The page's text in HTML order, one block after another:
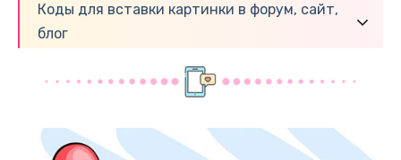
Коды для вставки картинки в форум, сайт,
блог